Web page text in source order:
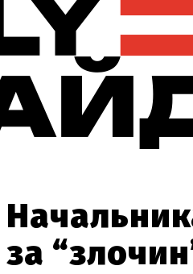
за